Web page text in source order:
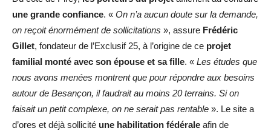
une grande confiance. « On n’a aucun doute sur la demande,
on reçoit énormément de sollicitations », assure Frédéric
Gillet, fondateur de l’Exclusif 25, à l’origine de ce projet
familial monté avec son épouse et sa fille. « Les études que
nous avons menées montrent que pour répondre aux besoins
autour de Besançon, il faudrait au moins 20 terrains. Si on
faisait un petit complexe, on ne serait pas rentable ». Le site a
d’ores et déjà sollicité une habilitation fédérale afin de